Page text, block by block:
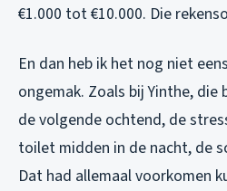
€1.000 tot €10.000. Die
En dan heb ik het nog niet
ongemak. Zoals bij Yinthe,
de volgende ochtend, de
toilet midden in de nacht, de
Dat had allemaal voorkomen